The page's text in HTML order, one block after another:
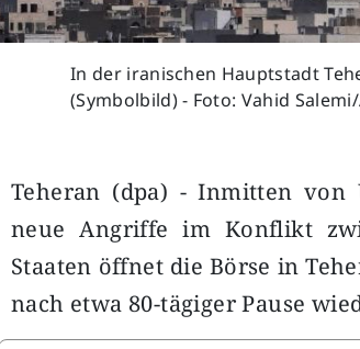
In der iranischen Hauptstadt
(Symbolbild) - Foto: Vahid
Teheran (dpa) - Inmitten von
neue Angriffe im Konflikt
Staaten öffnet die Börse in
nach etwa 80-tägiger Pause